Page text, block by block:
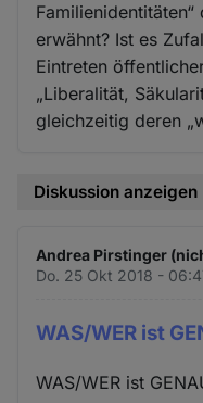
erwähnt? Ist es
Eintreten
„Liberalität,
gleichzeitig deren
Diskussion anzeigen
Andrea Pirstinger
Do. 25 Okt 2018 -
WAS/WER ist
WAS/WER ist